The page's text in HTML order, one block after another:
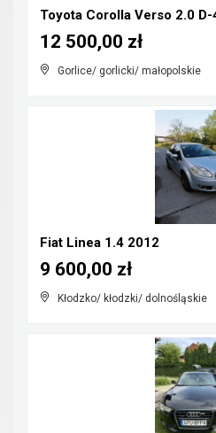
Toyota Corolla Verso 2.0 D-
Gorlice/ gorlicki/ małopolskie
12 500,00 zł
Fiat Linea 1.4 2012
Kłodzko/ kłodzki/ dolnośląskie
9 600,00 zł